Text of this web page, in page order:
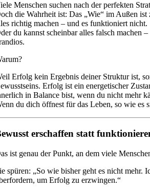
Menschen suchen nach der perfekten
die Wahrheit ist: Das „Wie“ im Außen
richtig machen – und es funktioniert nicht.
du kannst scheinbar alles falsch machen
Erfolg kein Ergebnis deiner Struktur ist,
Erfolg ist ein energetischer
in Balance bist, wenn du nicht mehr
du dich öffnest für das Leben, so wie es
erschaffen statt
ist genau der Punkt, an dem viele
spüren: „So wie bisher geht es nicht mehr.
um Erfolg zu erzwingen.“